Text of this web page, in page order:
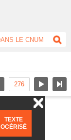
TEXTE
OCÉRISÉ